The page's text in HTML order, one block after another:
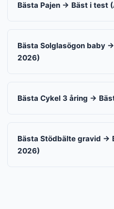
Bästa Pajen → Bäst i test
Bästa Solglasögon baby
2026)
Bästa Cykel 3 åring →
Bästa Stödbälte gravid →
2026)